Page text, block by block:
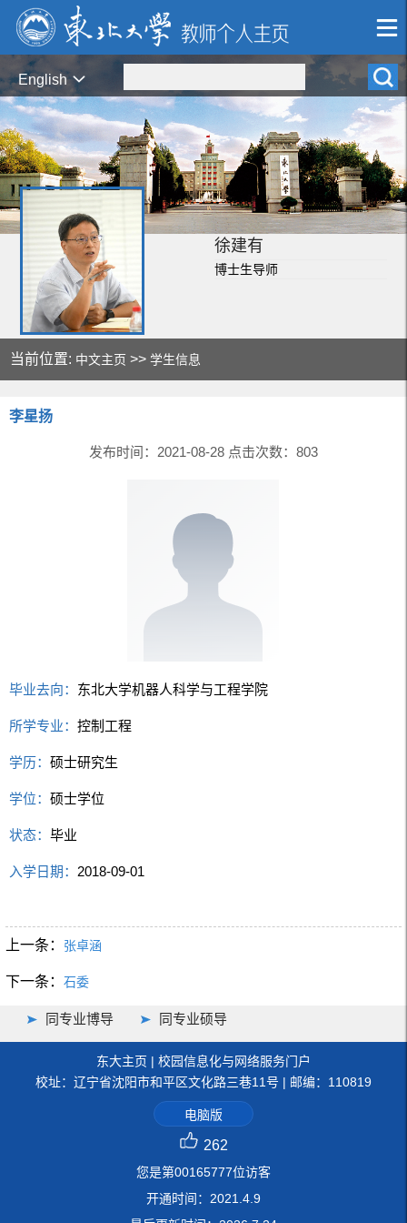
English
徐建有
博士生导师
当前位置: 中文主页 >>学生信息
李星扬
发布时间：2021-08-28 点击次数： 803
毕业去向： 东北大学机器人科学与工程学院
所学专业：控制工程
学历：硕士研究生
学位：硕士学位
状态：毕业
入学日期： 2018-09-01
上一条： 张卓涵
下一条： 石委
同专业博导 同专业硕导
东大主页 | 校园信息化与网络服务门户
校址：辽宁省沈阳市和平区文化路三巷11号 | 邮编：110819
电脑版
262
您是第00165777位访客
开通时间： 2021 4 9